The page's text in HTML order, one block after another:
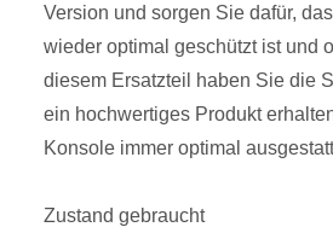
Version und sorgen Sie dafür,
wieder optimal geschützt ist und
diesem Ersatzteil haben Sie die
ein hochwertiges Produkt
Konsole immer optimal
Zustand gebraucht